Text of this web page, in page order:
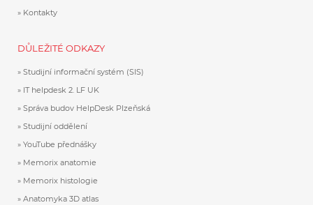
Kontakty
DŮLEŽITÉ ODKAZY
Studijní informační systém (SIS)
IT helpdesk 2. LF UK
Správa budov HelpDesk Plzeňská
Studijní oddělení
YouTube přednášky
Memorix anatomie
Memorix histologie
Anatomyka 3D atlas